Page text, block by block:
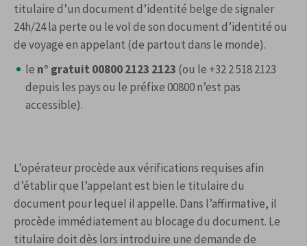
titulaire d’un document d’identité belge de signaler
24h/24 la perte ou le vol de son document d’identité ou
de voyage en appelant (de partout dans le monde).
le n° gratuit 00800 2123 2123 (ou le +32 2 518 2123
depuis les pays ou le préfixe 00800 n’est pas
accessible).
L’opérateur procède aux vérifications requises afin
d’établir que l’appelant est bien le titulaire du
document pour lequel il appelle. Dans l’affirmative, il
procède immédiatement au blocage du document. Le
titulaire doit dès lors introduire une demande de